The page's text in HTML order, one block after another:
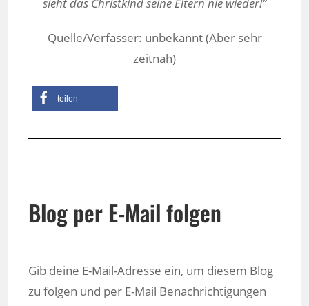
sieht das Christkind seine Eltern nie wieder!“
Quelle/Verfasser: unbekannt (Aber sehr
zeitnah)
teilen
Blog per E-Mail folgen
Gib deine E-Mail-Adresse ein, um diesem Blog
zu folgen und per E-Mail Benachrichtigungen